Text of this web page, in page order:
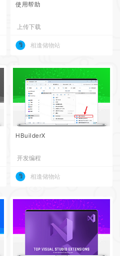
使用帮助
上传下载
相逢储物站
HBuilderX
开发编程
相逢储物站